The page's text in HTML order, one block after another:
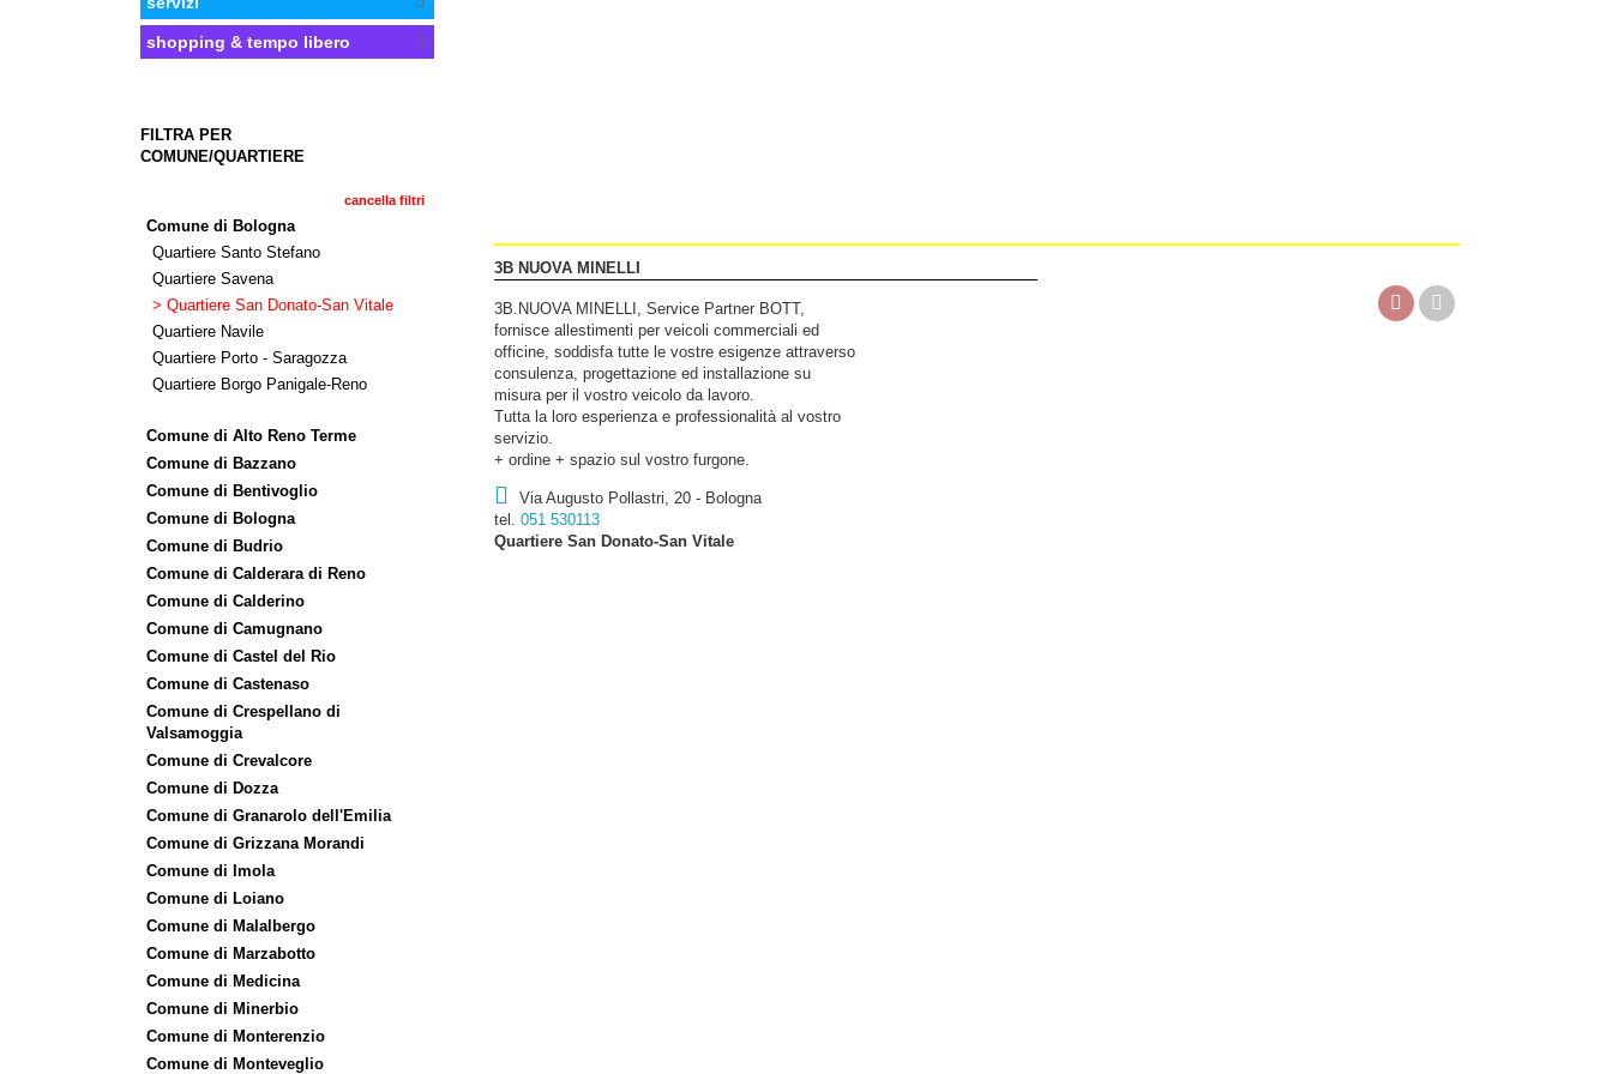
shopping & tempo libero
FILTRA PER
COMUNE/QUARTIERE
cancella filtri
Comune di Bologna
Quartiere Santo Stefano
Quartiere Savena
> Quartiere San Donato-San Vitale
Quartiere Navile
Quartiere Porto - Saragozza
Quartiere Borgo Panigale-Reno
Comune di Alto Reno Terme
Comune di Bazzano
Comune di Bentivoglio
Comune di Bologna
Comune di Budrio
Comune di Calderara di Reno
Comune di Calderino
Comune di Camugnano
Comune di Castel del Rio
Comune di Castenaso
Comune di Crespellano di
Valsamoggia
Comune di Crevalcore
Comune di Dozza
Comune di Granarolo dell'Emilia
Comune di Grizzana Morandi
Comune di Imola
Comune di Loiano
Comune di Malalbergo
Comune di Marzabotto
Comune di Medicina
Comune di Minerbio
Comune di Monterenzio
Comune di Monteveglio
3B NUOVA MINELLI
3B.NUOVA MINELLI, Service Partner BOTT,
fornisce allestimenti per veicoli commerciali ed
officine, soddisfa tutte le vostre esigenze attraverso
consulenza, progettazione ed installazione su
misura per il vostro veicolo da lavoro.
Tutta la loro esperienza e professionalità al vostro
servizio.
+ ordine + spazio sul vostro furgone.
Via Augusto Pollastri, 20 - Bologna
tel. 051 530113
Quartiere San Donato-San Vitale